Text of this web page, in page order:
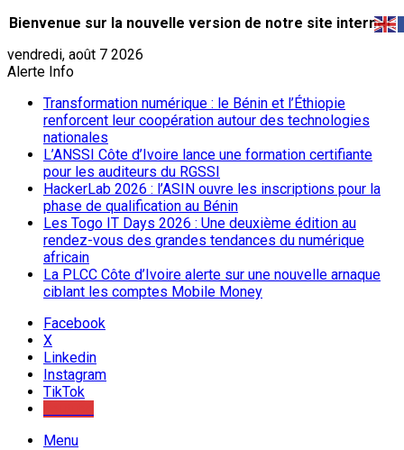
Bienvenue sur la nouvelle version de notre site internet.
vendredi, août 7 2026
Alerte Info
Transformation numérique : le Bénin et l’Éthiopie
renforcent leur coopération autour des technologies
nationales
L’ANSSI Côte d’Ivoire lance une formation certifiante
pour les auditeurs du RGSSI
HackerLab 2026 : l’ASIN ouvre les inscriptions pour la
phase de qualification au Bénin
Les Togo IT Days 2026 : Une deuxième édition au
rendez-vous des grandes tendances du numérique
africain
La PLCC Côte d’Ivoire alerte sur une nouvelle arnaque
ciblant les comptes Mobile Money
Facebook
X
Linkedin
Instagram
TikTok
Menu